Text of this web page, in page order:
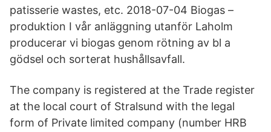
patisserie wastes, etc. 2018-07-04 Biogas –
produktion I vår anläggning utanför Laholm
producerar vi biogas genom rötning av bl a
gödsel och sorterat hushållsavfall.
The company is registered at the Trade register
at the local court of Stralsund with the legal
form of Private limited company (number HRB